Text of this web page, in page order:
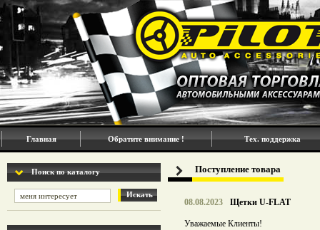
Главная Обратите внимание ! Тех. поддержка
Поиск по каталогу
Искать
Поступление товара
08.08.2023 Щетки U-FLAT
Уважаемые Клиенты!